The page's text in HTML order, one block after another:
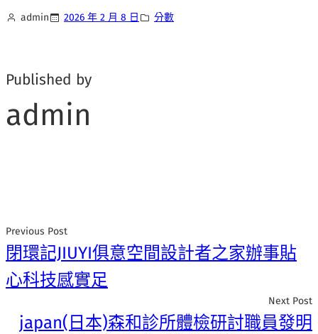
admin 2026 年 2 月 8 日 分數
Published by
admin
Previous Post
閉環記JIUYI俱意空間設計者之家辦事貼
心科技感實足
Next Post
japan(日本)森和診所體檢研討職員發明